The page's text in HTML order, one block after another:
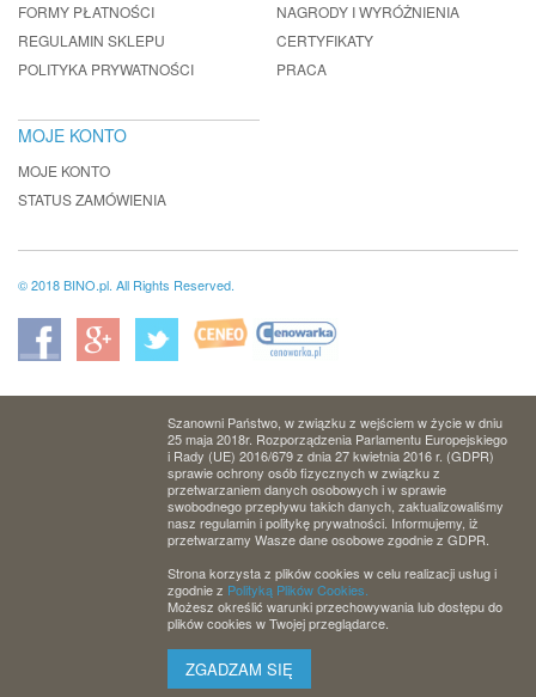
FORMY PŁATNOŚCI
REGULAMIN SKLEPU
POLITYKA PRYWATNOŚCI
NAGRODY I WYRÓŻNIENIA
CERTYFIKATY
PRACA
MOJE KONTO
MOJE KONTO
STATUS ZAMÓWIENIA
© 2018 BINO.pl. All Rights Reserved.
Szanowni Państwo, w związku z wejściem w życie w dniu
25 maja 2018r. Rozporządzenia Parlamentu Europejskiego
i Rady (UE) 2016/679 z dnia 27 kwietnia 2016 r. (GDPR)
sprawie ochrony osób fizycznych w związku z
przetwarzaniem danych osobowych i w sprawie
swobodnego przepływu takich danych, zaktualizowaliśmy
nasz regulamin i politykę prywatności. Informujemy, iż
przetwarzamy Wasze dane osobowe zgodnie z GDPR.
Strona korzysta z plików cookies w celu realizacji usług i
zgodnie z Polityką Plików Cookies.
Możesz określić warunki przechowywania lub dostępu do
plików cookies w Twojej przeglądarce.
ZGADZAM SIĘ